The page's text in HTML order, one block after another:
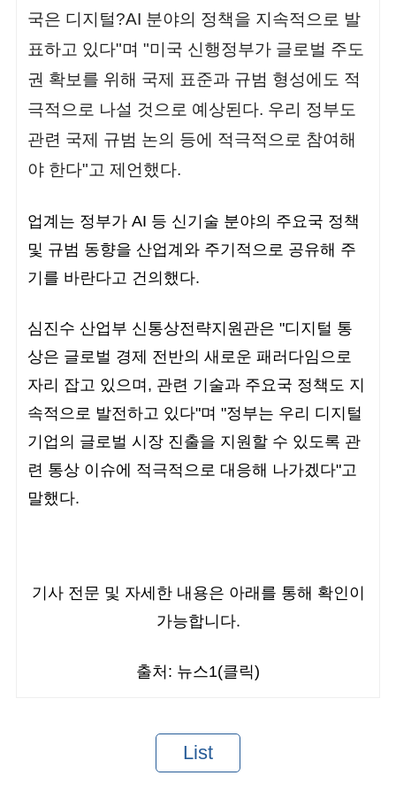
국은 디지털?AI 분야의 정책을 지속적으로 발
표하고 있다"며 "미국 신행정부가 글로벌 주도
권 확보를 위해 국제 표준과 규범 형성에도 적
극적으로 나설 것으로 예상된다. 우리 정부도
관련 국제 규범 논의 등에 적극적으로 참여해
야 한다"고 제언했다.
업계는 정부가 AI 등 신기술 분야의 주요국 정책
및 규범 동향을 산업계와 주기적으로 공유해 주
기를 바란다고 건의했다.
심진수 산업부 신통상전략지원관은 "디지털 통
상은 글로벌 경제 전반의 새로운 패러다임으로
자리 잡고 있으며, 관련 기술과 주요국 정책도 지
속적으로 발전하고 있다"며 "정부는 우리 디지털
기업의 글로벌 시장 진출을 지원할 수 있도록 관
련 통상 이슈에 적극적으로 대응해 나가겠다"고
말했다.
기사 전문 및 자세한 내용은 아래를 통해 확인이
가능합니다.
출처: 뉴스1(클릭)
List